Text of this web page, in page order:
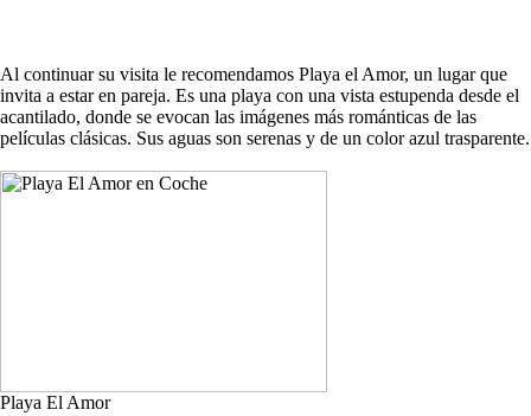
Al continuar su visita le recomendamos Playa el Amor, un lugar que
invita a estar en pareja. Es una playa con una vista estupenda desde el
acantilado, donde se evocan las imágenes más románticas de las
películas clásicas. Sus aguas son serenas y de un color azul trasparente.
Playa El Amor